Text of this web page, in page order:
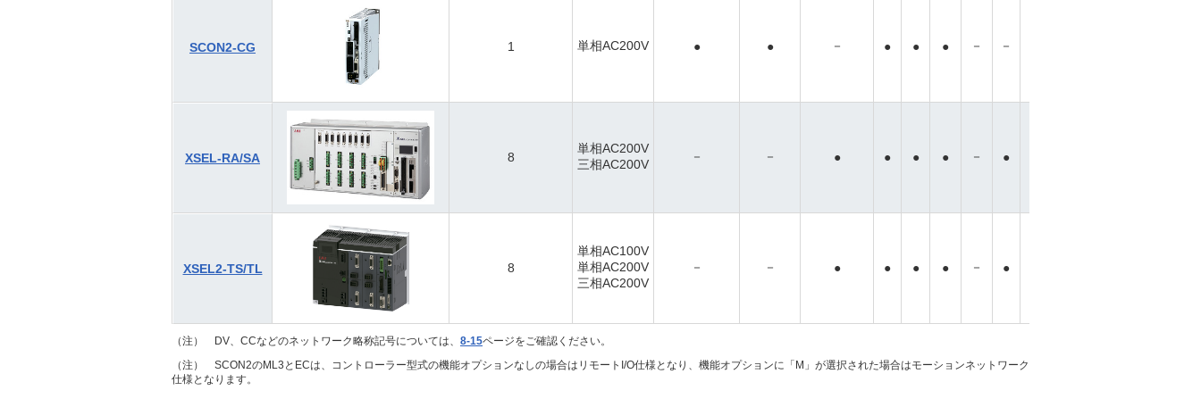
SCON2-CG 1 単相AC200V ● ● － ● ● ● － －
XSEL-RA/SA 8
単相AC200V
三相AC200V
－ － ● ● ● ● － ●
XSEL2-TS/TL 8
単相AC100V
単相AC200V
三相AC200V
－ － ● ● ● ● － ●
（注） DV、CCなどのネットワーク略称記号については、 8-15ページをご確認ください。
（注） SCON2のML3とECは、コントローラー型式の機能オプションなしの場合はリモートI/O仕様となり、機能オプションに「M」が選択された場合はモーションネットワーク
仕様となります。